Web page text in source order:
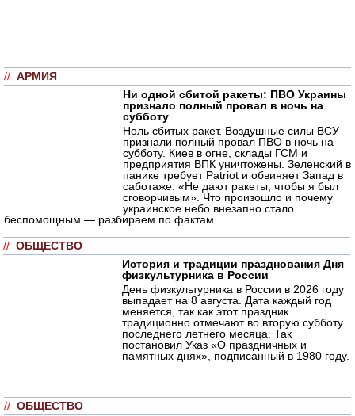
// АРМИЯ
Ни одной сбитой ракеты: ПВО Украины
признало полный провал в ночь на
субботу
Ноль сбитых ракет. Воздушные силы ВСУ
признали полный провал ПВО в ночь на
субботу. Киев в огне, склады ГСМ и
предприятия ВПК уничтожены. Зеленский в
панике требует Patriot и обвиняет Запад в
саботаже: «Не дают ракеты, чтобы я был
сговорчивым». Что произошло и почему
украинское небо внезапно стало
беспомощным — разбираем по фактам.
// ОБЩЕСТВО
История и традиции празднования Дня
физкультурника в России
День физкультурника в России в 2026 году
выпадает на 8 августа. Дата каждый год
меняется, так как этот праздник
традиционно отмечают во вторую субботу
последнего летнего месяца. Так
постановил Указ «О праздничных и
памятных днях», подписанный в 1980 году.
// ОБЩЕСТВО